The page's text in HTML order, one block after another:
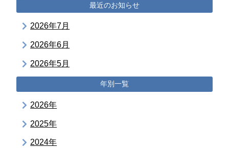
最近のお知らせ
2026年7月
2026年6月
2026年5月
年別一覧
2026年
2025年
2024年